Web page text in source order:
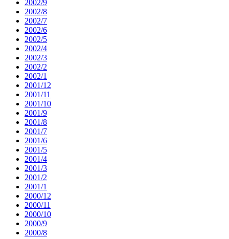
2002/9
2002/8
2002/7
2002/6
2002/5
2002/4
2002/3
2002/2
2002/1
2001/12
2001/11
2001/10
2001/9
2001/8
2001/7
2001/6
2001/5
2001/4
2001/3
2001/2
2001/1
2000/12
2000/11
2000/10
2000/9
2000/8